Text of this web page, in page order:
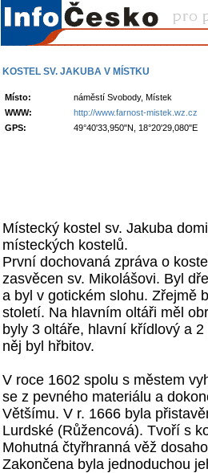
KOSTEL SV. JAKUBA V MÍSTKU
Místo:
náměstí Svobody, Místek
WWW:
http://www.farnost-mistek.wz.cz
GPS:
49°40'33,950"N, 18°20'29,080"E
Místecký kostel sv. Jakuba
místeckých kostelů.
První dochovaná zpráva o
zasvěcen sv. Mikolášovi. Byl
a byl v gotickém slohu. Zřejmě
století. Na hlavním oltáři měl
byly 3 oltáře, hlavní křídlový a
něj byl hřbitov.
V roce 1602 spolu s městem
se z pevného materiálu a
Většímu. V r. 1666 byla
Lurdské (Růžencová). Tvoří s
Mohutná čtyřhranná věž
Zakončena byla jednoduchou